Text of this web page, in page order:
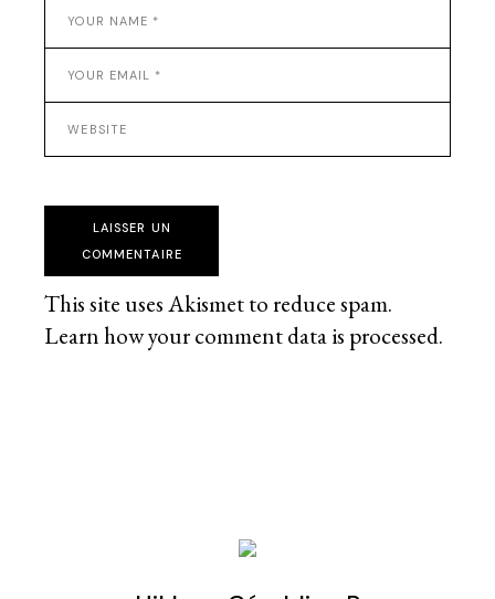
LAISSER UN
COMMENTAIRE
This site uses Akismet to reduce spam.
Learn how your comment data is processed.